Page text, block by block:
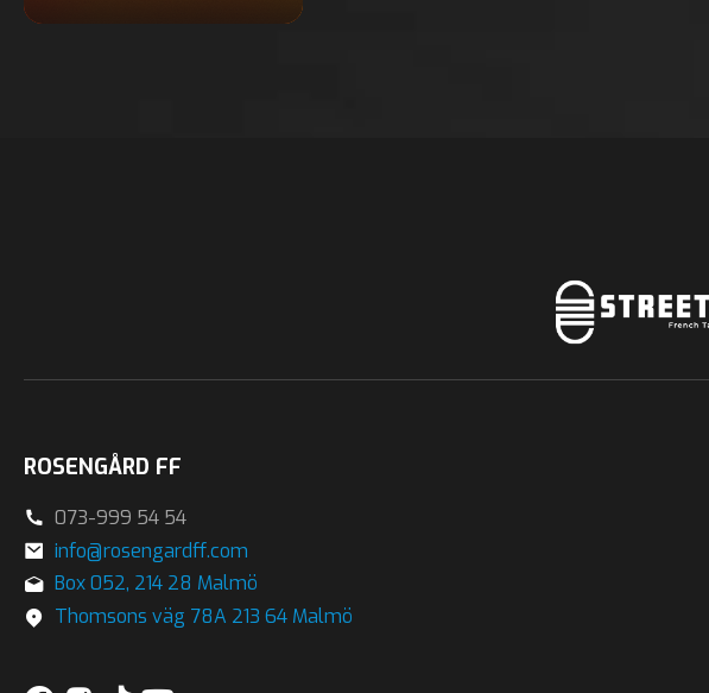
ROSENGÅRD FF
073-999 54 54
info@rosengardff.com
Box 052, 214 28 Malmö
Thomsons väg 78A 213 64 Malmö